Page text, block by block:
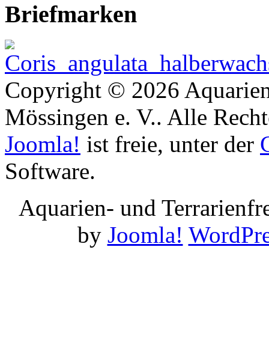
Briefmarken
Copyright © 2026
Mössingen e. V.. Alle
Joomla! ist freie, unter der
Software.
Aquarien- und
by Joomla!